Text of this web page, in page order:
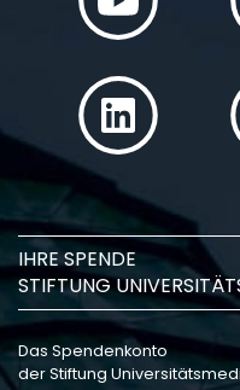
IHRE SPENDE
STIFTUNG
Das Spendenkonto
der Stiftung